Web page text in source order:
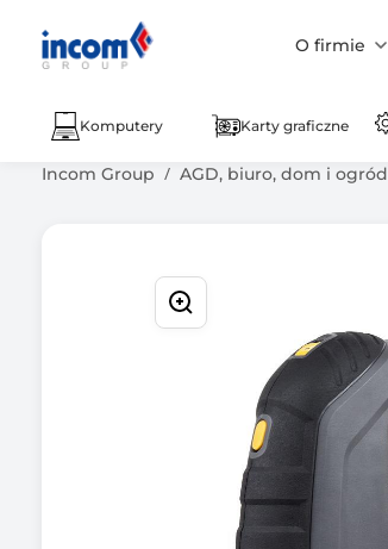
O firmie
Komputery Karty graficzne
Incom Group AGD, biuro, dom i ogród